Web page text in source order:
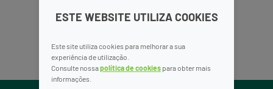
ESTE WEBSITE UTILIZA COOKIES
Este site utiliza cookies para melhorar a sua
experiência de utilização.
Consulte nossapolítica de cookies para obter mais
informações.